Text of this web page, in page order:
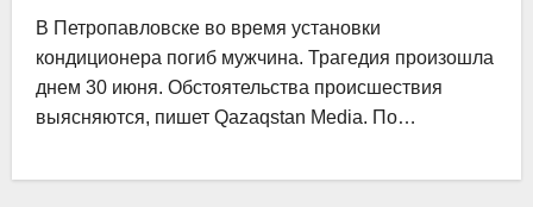
В Петропавловске во время установки
кондиционера погиб мужчина. Трагедия произошла
днем 30 июня. Обстоятельства происшествия
выясняются, пишет Qazaqstan Media. По…